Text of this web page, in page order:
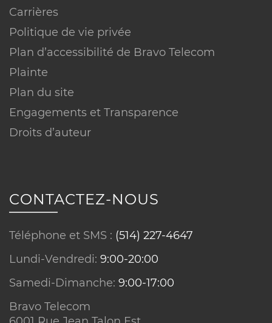
Carrières
Politique de vie privée
Plan d’accessibilité de Bravo Telecom
Plainte
Plan du site
Engagements et Transparence
Droits d’auteur
CONTACTEZ-NOUS
Téléphone et SMS : (514) 227-4647
Lundi-Vendredi: 9:00-20:00
Samedi-Dimanche: 9:00-17:00
Bravo Telecom
Réseau ou technologie :
Vitesse :
Conditions sur équipements :